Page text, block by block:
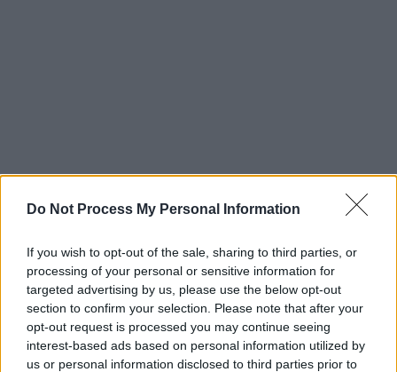
Do Not Process My Personal Information
If you wish to opt-out of the sale, sharing to third parties, or
processing of your personal or sensitive information for
targeted advertising by us, please use the below opt-out
section to confirm your selection. Please note that after your
opt-out request is processed you may continue seeing
interest-based ads based on personal information utilized by
us or personal information disclosed to third parties prior to
ΔΙΑΒΑΣΤΕ ΕΠΙΣΗΣ
Κόσμος|22.01.2022 17:26
Πώς ένα αποτυχημένο κοινωνικό
πείραμα στη Δανία χώρισε τα παιδιά
των Ινουίτ από τις οικογένειές τους